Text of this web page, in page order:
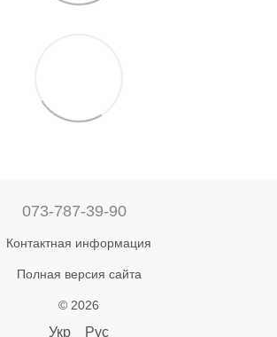
073-787-39-90
Контактная информация
Полная версия сайта
© 2026
Укр Рус